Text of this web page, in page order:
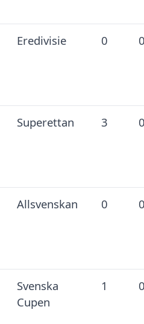
Eredivisie 0
Superettan 3
Allsvenskan 0
Svenska
Cupen
1